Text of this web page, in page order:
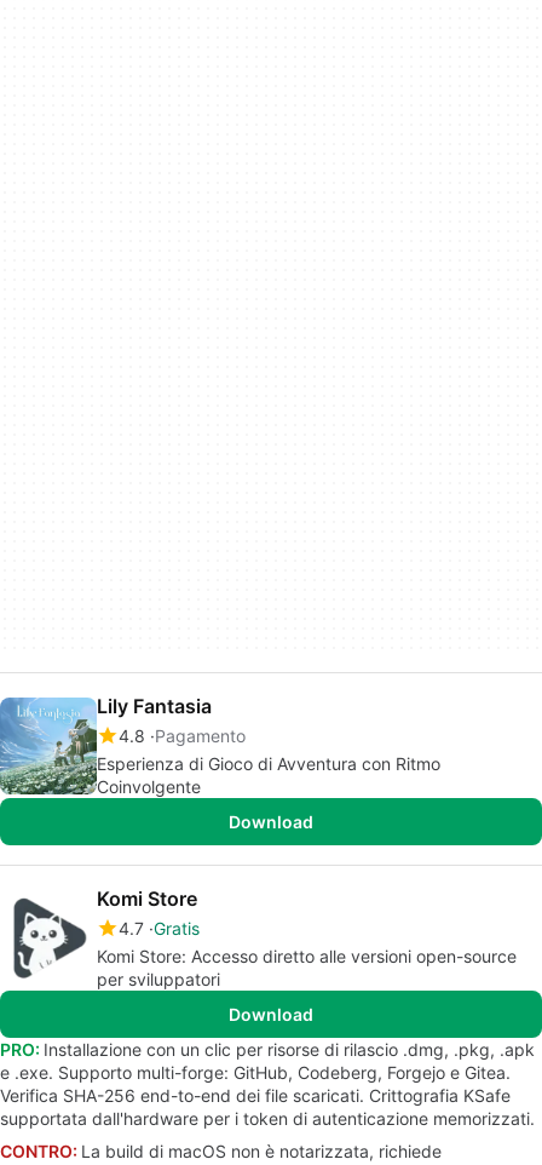
Lily Fantasia
4.8 Pagamento
Esperienza di Gioco di Avventura con Ritmo
Coinvolgente
Download
Komi Store
4.7 Gratis
Komi Store: Accesso diretto alle versioni open-source
per sviluppatori
Download
PRO: Installazione con un clic per risorse di rilascio .dmg, .pkg, .apk
e .exe. Supporto multi-forge: GitHub, Codeberg, Forgejo e Gitea.
Verifica SHA-256 end-to-end dei file scaricati. Crittografia KSafe
supportata dall'hardware per i token di autenticazione memorizzati.
CONTRO: La build di macOS non è notarizzata, richiede